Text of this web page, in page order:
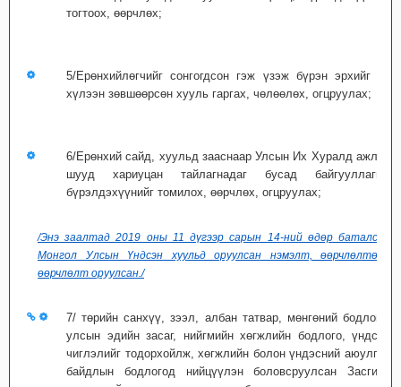
тогтоох, өөрчлөх;
5/Ерөнхийлөгчийг сонгогдсон гэж үзэж бүрэн эрхийг нь
хүлээн зөвшөөрсөн хууль гаргах, чөлөөлөх, огцруулах;
6/Ерөнхий сайд, хуульд зааснаар Улсын Их Хуралд ажлаа
шууд хариуцан тайлагнадаг бусад байгууллагын
бүрэлдэхүүнийг томилох, өөрчлөх, огцруулах;
/Энэ заалтад 2019 оны 11 дүгээр сарын 14-ний өдөр баталсан
Монгол Улсын Үндсэн хуульд оруулсан нэмэлт, өөрчлөлтөөр
өөрчлөлт оруулсан./
7/ төрийн санхүү, зээл, албан татвар, мөнгөний бодлого,
улсын эдийн засаг, нийгмийн хөгжлийн бодлого, үндсэн
чиглэлийг тодорхойлж, хөгжлийн болон үндэсний аюулгүй
байдлын бодлогод нийцүүлэн боловсруулсан Засгийн